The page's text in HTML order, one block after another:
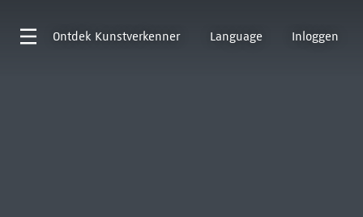
Ontdek Kunstverkenner Language Inloggen